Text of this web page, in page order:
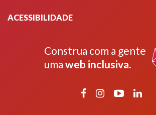
ACESSIBILIDADE
Construa com a gente
uma web inclusiva.
Facebook
Instagram
YouTube